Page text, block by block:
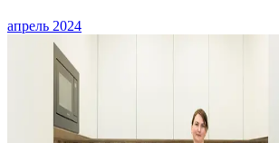
апрель 2024